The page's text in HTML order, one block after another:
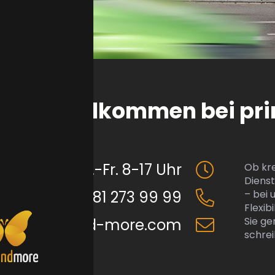
Willkommen bei
Mo.-Fr. 8-17 Uhr
09181 273 99 99
and-more.com
Ob
– bei
Sie